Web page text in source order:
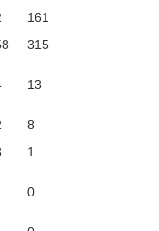
161
315
13
8
1
0